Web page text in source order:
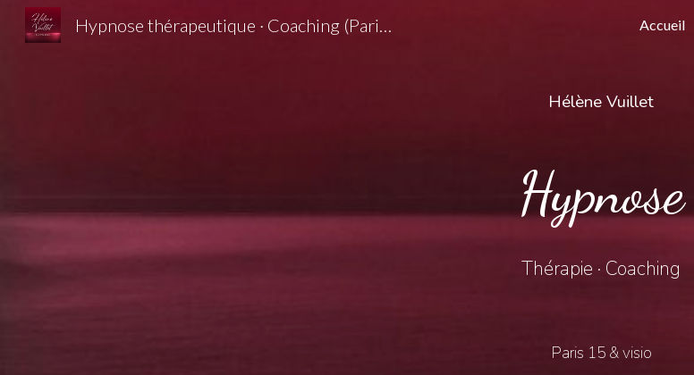
Skip to main content
Hypnose thérapeutique · Coaching (Paris 15) — Hélène Vuillet Accueil
Hélène Vuillet
Hypnose
Thérapie · Coaching
Paris 15 & visio